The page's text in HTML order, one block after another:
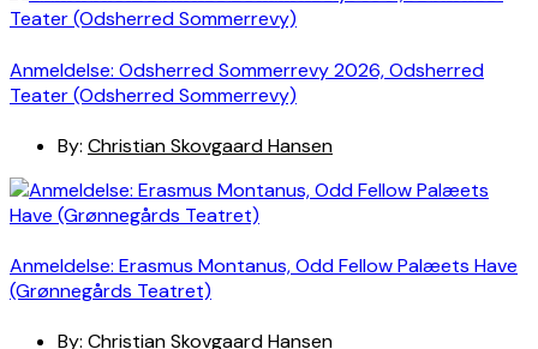
Anmeldelse: Odsherred Sommerrevy 2026, Odsherred
Teater (Odsherred Sommerrevy)
By: Christian Skovgaard Hansen
Anmeldelse: Erasmus Montanus, Odd Fellow Palæets Have
(Grønnegårds Teatret)
By: Christian Skovgaard Hansen